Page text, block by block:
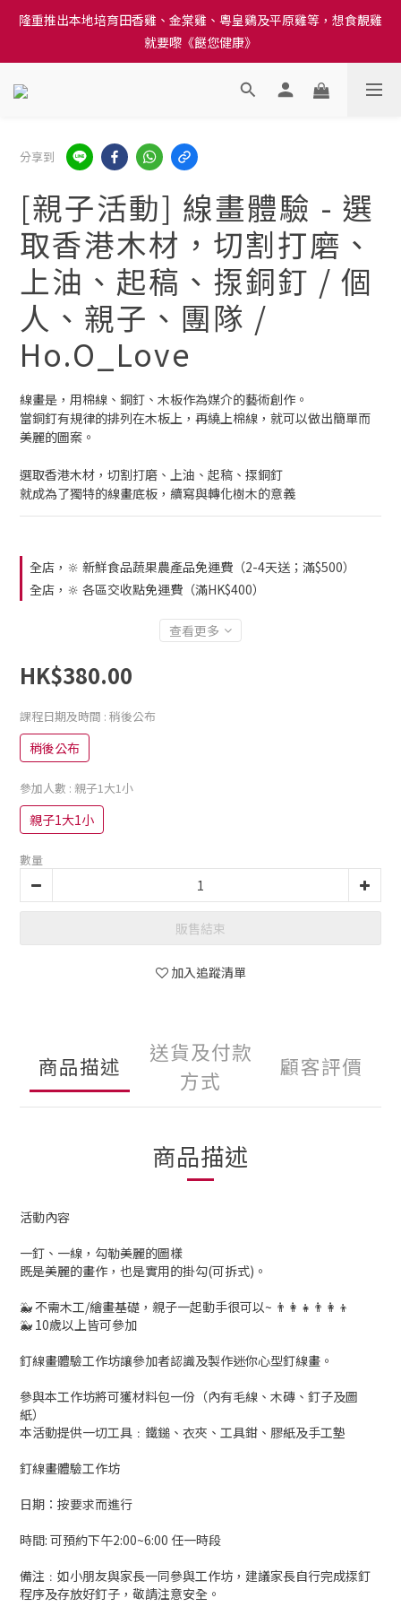
訂單結帳注意事項：送貨方法中選擇區域 - 然後當填寫地址時, 請
小心選擇分區及區域, 因資料錯誤會影響前往結帳
就要嚟《餸您健康》
訂單結帳注意事項：送貨方法中選擇區域 - 然後當填寫地址時, 請
小心選擇分區及區域, 因資料錯誤會影響前往結帳
分享到
[親子活動] 線畫體驗 - 選
取香港木材，切割打磨、
上油、起稿、揼銅釘 / 個
人、親子、團隊 /
Ho.O_Love
線畫是，用棉線、銅釘、木板作為媒介的藝術創作。
當銅釘有規律的排列在木板上，再繞上棉線，就可以做出簡單而
美麗的圖案。
選取香港木材，切割打磨、上油、起稿、揼銅釘
就成為了獨特的線畫底板，續寫與轉化樹木的意義
全店，🔆 新鮮食品蔬果農產品免運費（2-4天送；滿$500）
全店，🔆 各區交收點免運費（滿HK$400）
查看更多
HK$380.00
課程日期及時間 : 稍後公布
稍後公布
參加人數 : 親子1大1小
親子1大1小
數量
販售結束
加入追蹤清單
商品描述
送貨及付款
方式
顧客評價
商品描述
活動內容
一釘、一線，勾勒美麗的圖樣
既是美麗的畫作，也是實用的掛勾(可拆式)。
🐳 不需木工/繪畫基礎，親子一起動手很可以~ 👨‍👩‍👧👨‍👩‍👦
🐳 10歲以上皆可參加
釘線畫體驗工作坊讓參加者認識及製作迷你心型釘線畫。
參與本工作坊將可獲材料包一份（內有毛線、木磚、釘子及圖
紙）
本活動提供一切工具﹕鐵鎚、衣夾、工具鉗、膠紙及手工墊
釘線畫體驗工作坊
日期：按要求而進行
時間: 可預約下午2:00~6:00 任一時段
備注﹕如小朋友與家長一同參與工作坊，建議家長自行完成揼釘
程序及存放好釘子，敬請注意安全。